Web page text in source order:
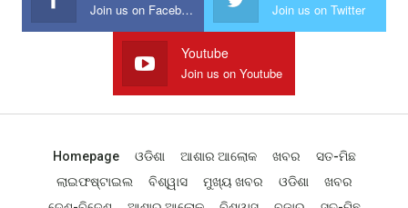
Join us on Facebook Join us on Twitter
Youtube
Join us on Youtube
Homepage ଓଡିଶା ଆଶାର ଆଲୋକ ଖବର
ସତ-ମିଛ
ଲାଇଫଷ୍ଟାଇଲ
ବିଶ୍ୱାସ ମୁଖ୍ୟ ଖବର ଓଡିଶା
ଖବର